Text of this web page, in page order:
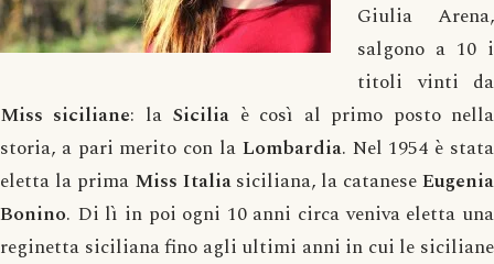
Giulia Arena,
salgono a 10 i
titoli vinti da
Miss siciliane: la Sicilia è così al primo posto nella
storia, a pari merito con la Lombardia. Nel 1954 è stata
eletta la prima Miss Italiasiciliana, la cataneseEugenia
Bonino. Di lì in poi ogni 10 anni circa veniva eletta una
reginetta siciliana fino agli ultimi anni in cui le siciliane